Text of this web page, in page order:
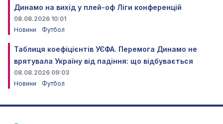
Динамо на вихід у плей-оф Ліги конференцій
08.08.2026 10:01
Новини
Футбол
Таблиця коефіцієнтів УЄФА. Перемога Динамо не
врятувала Україну від падіння: що відбувається
08.08.2026 09:03
Новини
Футбол